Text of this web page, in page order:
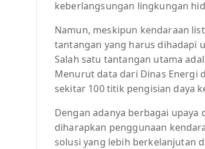
keberlangsungan lingkungan
Namun, meskipun kendaraan
tantangan yang harus dihadapi
Salah satu tantangan utama
Menurut data dari Dinas Energi
sekitar 100 titik pengisian daya
Dengan adanya berbagai
diharapkan penggunaan
solusi yang lebih berkelanjutan